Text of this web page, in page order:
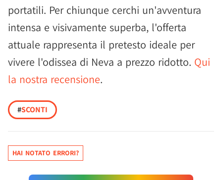
portatili. Per chiunque cerchi un'avventura
intensa e visivamente superba, l'offerta
attuale rappresenta il pretesto ideale per
vivere l'odissea di Neva a prezzo ridotto. Qui
la nostra recensione.
#SCONTI
HAI NOTATO ERRORI?